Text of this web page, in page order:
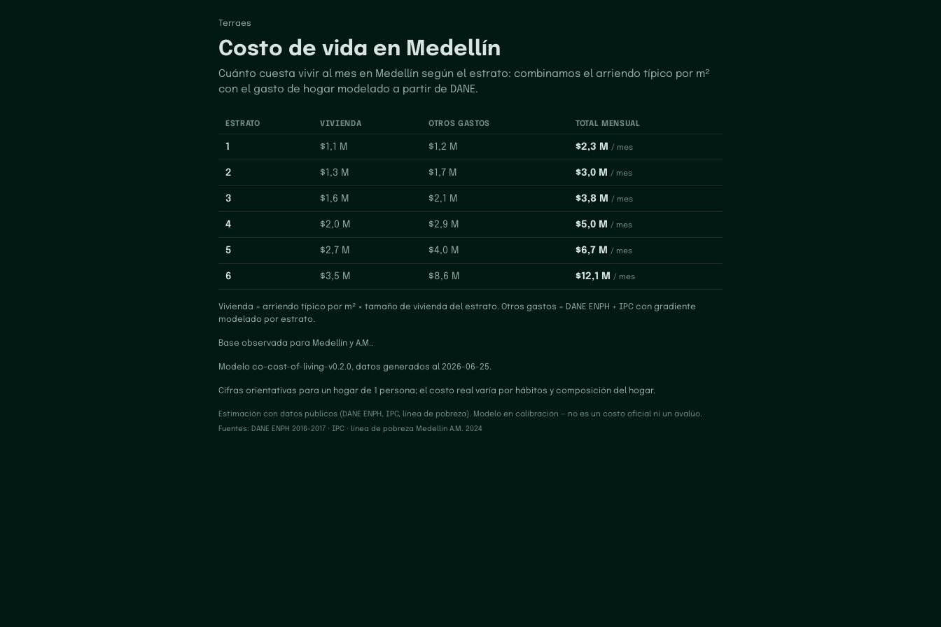
Terraes
Costo de vida en Medellín
Cuánto cuesta vivir al mes en Medellín según el estrato: combinamos el arriendo típico por m²
con el gasto de hogar modelado a partir de DANE.
ESTRATO VIVIENDA OTROS GASTOS TOTAL MENSUAL
1 $1,1 M $1,2 M $2,3 M / mes
2 $1,3 M $1,7 M $3,0 M / mes
3 $1,6 M $2,1 M $3,8 M / mes
4 $2,0 M $2,9 M $5,0 M / mes
5 $2,7 M $4,0 M $6,7 M / mes
6 $3,5 M $8,6 M $12,1 M / mes
Vivienda = arriendo típico por m² × tamaño de vivienda del estrato. Otros gastos = DANE ENPH + IPC con gradiente
modelado por estrato.
Base observada para Medellín y A.M..
Modelo co-cost-of-living-v0.2.0, datos generados al 2026-06-25.
Cifras orientativas para un hogar de 1 persona; el costo real varía por hábitos y composición del hogar.
Estimación con datos públicos (DANE ENPH, IPC, línea de pobreza). Modelo en calibración — no es un costo oficial ni un avalúo.
Fuentes: DANE ENPH 2016-2017 · IPC · línea de pobreza Medellín A.M. 2024